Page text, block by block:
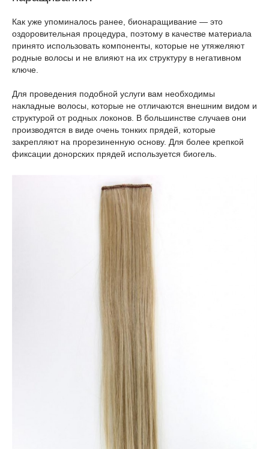
Как уже упоминалось ранее, бионаращивание — это
оздоровительная процедура, поэтому в качестве материала
принято использовать компоненты, которые не утяжеляют
родные волосы и не влияют на их структуру в негативном
ключе.
Для проведения подобной услуги вам необходимы
накладные волосы, которые не отличаются внешним видом и
структурой от родных локонов. В большинстве случаев они
производятся в виде очень тонких прядей, которые
закрепляют на прорезиненную основу. Для более крепкой
фиксации донорских прядей используется биогель.